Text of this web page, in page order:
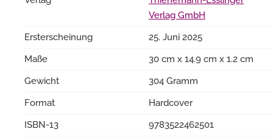
Verlag GmbH
Ersterscheinung
25. Juni 2025
Maße
30 cm x 14.9 cm x 1.2 cm
Gewicht
304 Gramm
Format
Hardcover
ISBN-13
9783522462501